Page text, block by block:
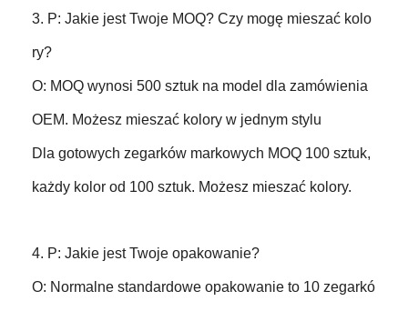
3. P: Jakie jest Twoje MOQ? Czy mogę mieszać kolo
ry?
O: MOQ wynosi 500 sztuk na model dla zamówienia
OEM. Możesz mieszać kolory w jednym stylu
Dla gotowych zegarków markowych MOQ 100 sztuk,
każdy kolor od 100 sztuk. Możesz mieszać kolory.
4. P: Jakie jest Twoje opakowanie?
O: Normalne standardowe opakowanie to 10 zegarkó